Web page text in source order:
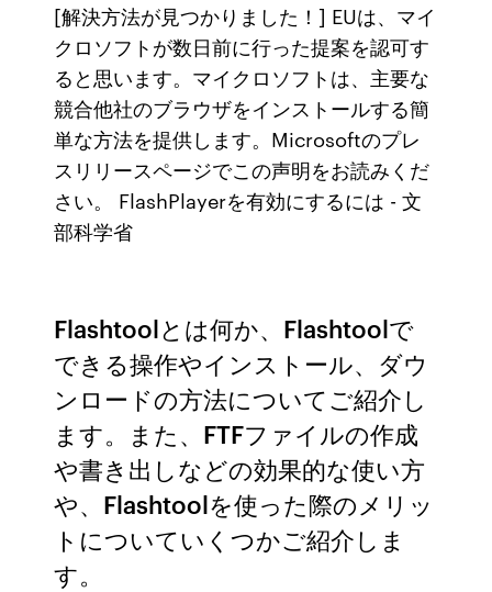
[解決方法が見つかりました！] EUは、マイ
クロソフトが数日前に行った提案を認可す
ると思います。マイクロソフトは、主要な
競合他社のブラウザをインストールする簡
単な方法を提供します。Microsoftのプレ
スリリースページでこの声明をお読みくだ
さい。 FlashPlayerを有効にするには - 文
部科学省
Flashtoolとは何か、Flashtoolで
できる操作やインストール、ダウ
ンロードの方法についてご紹介し
ます。また、FTFファイルの作成
や書き出しなどの効果的な使い方
や、Flashtoolを使った際のメリッ
トについていくつかご紹介しま
す。